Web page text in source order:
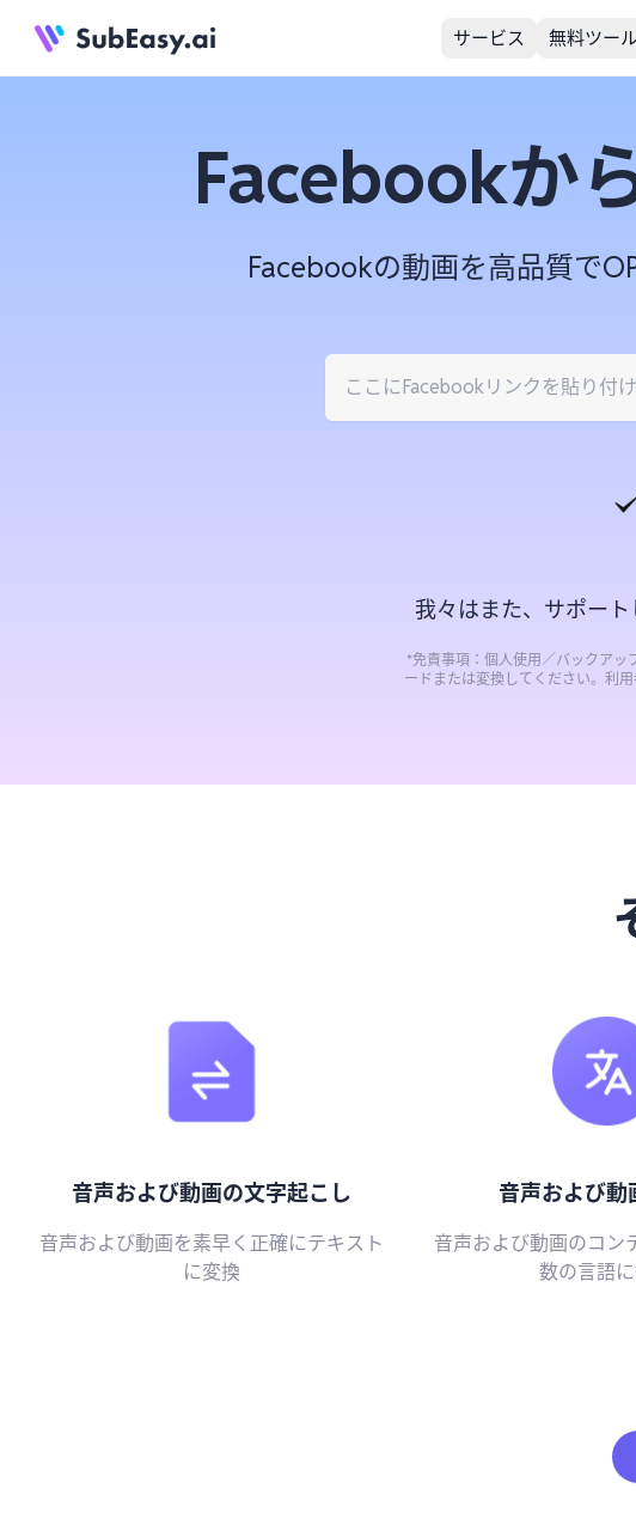
サービス 無料ツール
Facebookか
Facebookの動画を高品質で
我々はまた、サポート
*免責事項：個人使用／バックアッ
ードまたは変換してください。利
音声および動画の文字起こし
音声および動画を素早く正確にテキスト
に変換
音声および動
音声および動画のコン
数の言語